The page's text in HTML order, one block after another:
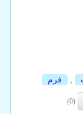
فرم
(0)